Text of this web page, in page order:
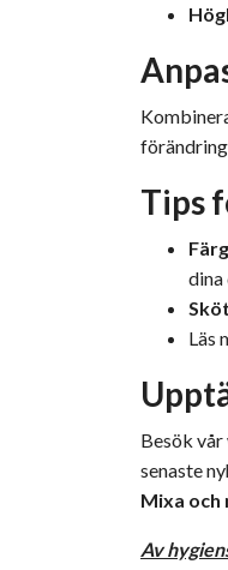
Tips
dina
Läs
Besök
senaste
Mixa och
Av